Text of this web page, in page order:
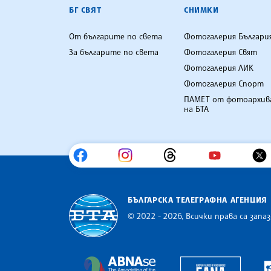
БГ СВЯТ
От българите по света
За българите по света
СНИМКИ
Фотогалерия
Фотогалерия Свят
Фотогалерия ЛИК
Фотогалерия Спорт
ПАМЕТ от
на БТА
БЪЛГАРСКА ТЕЛЕГРАФНА АГЕНЦИЯ
© 2022 - 2026, Всички права са
The Assocoation of the